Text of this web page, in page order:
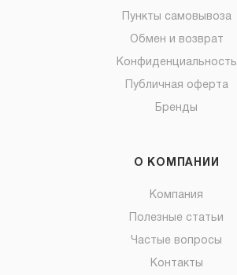
Пункты самовывоза
Обмен и возврат
Конфиденциальность
Публичная оферта
Бренды
О КОМПАНИИ
Компания
Полезные статьи
Частые вопросы
Контакты